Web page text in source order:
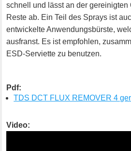
schnell und lässt an der gereinigten
Reste ab. Ein Teil des Sprays ist
entwickelte Anwendungsbürste,
ausfranst. Es ist empfohlen,
ESD-Serviette zu benutzen.
Pdf:
TDS DCT FLUX REMOVER 4
Video: